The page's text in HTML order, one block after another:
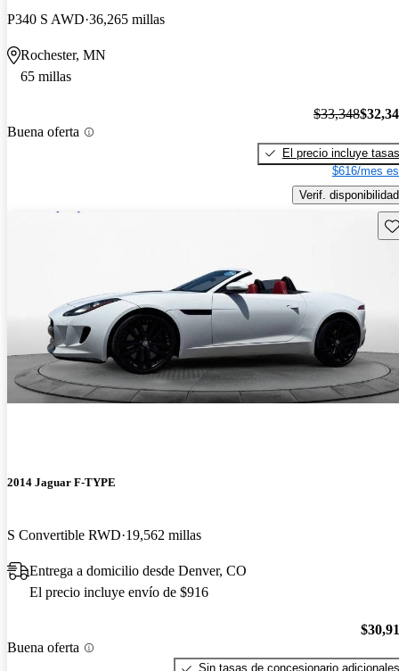
P340 S AWD 36,265 millas
Rochester, MN
65 millas
Buena oferta
$33,348
El precio incluye tasas
$616/mes
Verif. disponibilidad
2014 Jaguar F-TYPE
S Convertible RWD 19,562 millas
Entrega a domicilio desde Denver, CO
El precio incluye envío de $916
Buena oferta
Sin tasas de concesionario adicionales